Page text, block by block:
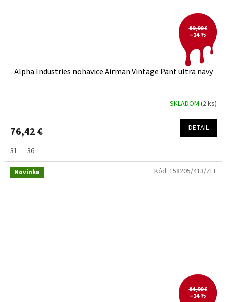
89,90 €
–14 %
Alpha Industries nohavice Airman Vintage Pant ultra navy
SKLADOM (2 ks)
76,42 € DETAIL
31 36
Novinka
84,90 €
–14 %
Kód: 158205/413/ZEL